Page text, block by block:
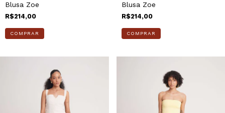
Blusa Zoe
R$214,00
COMPRAR
Blusa Zoe
R$214,00
COMPRAR